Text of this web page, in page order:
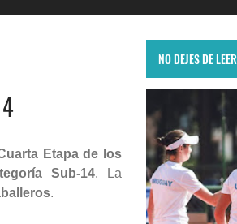
Etapa de los
Sub-14. La
.
NO DEJES DE LEER